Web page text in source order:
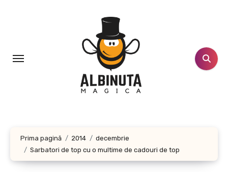
Prima pagină 2014
decembrie
Sarbatori de top cu o multime de cadouri de top